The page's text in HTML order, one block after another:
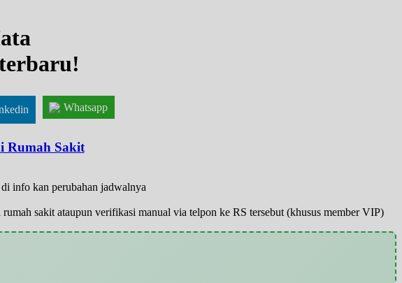
Whatsapp
Rumah Sakit
info kan perubahan jadwalnya
sakit ataupun verifikasi manual via telpon ke RS tersebut (khusus member VIP)